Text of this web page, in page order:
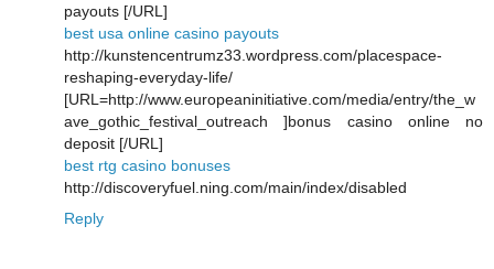
payouts [/URL]
best usa online casino payouts
http://kunstencentrumz33.wordpress.com/placespace-
reshaping-everyday-life/
[URL=http://www.europeaninitiative.com/media/entry/the_w
ave_gothic_festival_outreach ]bonus casino online no
deposit [/URL]
best rtg casino bonuses
http://discoveryfuel.ning.com/main/index/disabled
Reply